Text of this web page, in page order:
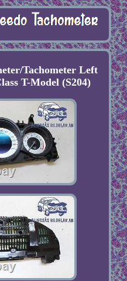
Tachometer Left
T-Model (S204)